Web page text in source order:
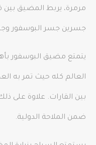
مرمرة، يربط المضيق بين
جسرين جسر البوسفور
يتمتع مضيق البوسفور
العالم كله حيث تمر به
بين القارات. علاوة على
ضمن الملاحة الدولية.